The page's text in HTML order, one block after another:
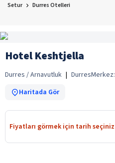
Setur Durres Otelleri
Hotel Keshtjella
Durres / Arnavutluk | DurresMerkez:
Haritada Gör
Fiyatları görmek için tarih seçiniz